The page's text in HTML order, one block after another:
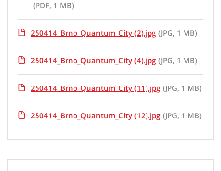
(PDF, 1 MB)
250414_Brno_Quantum_City (2).jpg (JPG, 1 MB)
250414_Brno_Quantum_City (4).jpg (JPG, 1 MB)
250414_Brno_Quantum_City (11).jpg (JPG, 1 MB)
250414_Brno_Quantum_City (12).jpg (JPG, 1 MB)